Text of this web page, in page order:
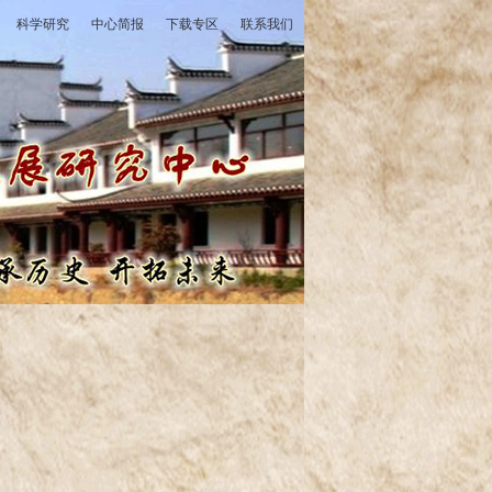
科学研究 中心简报 下载专区 联系我们